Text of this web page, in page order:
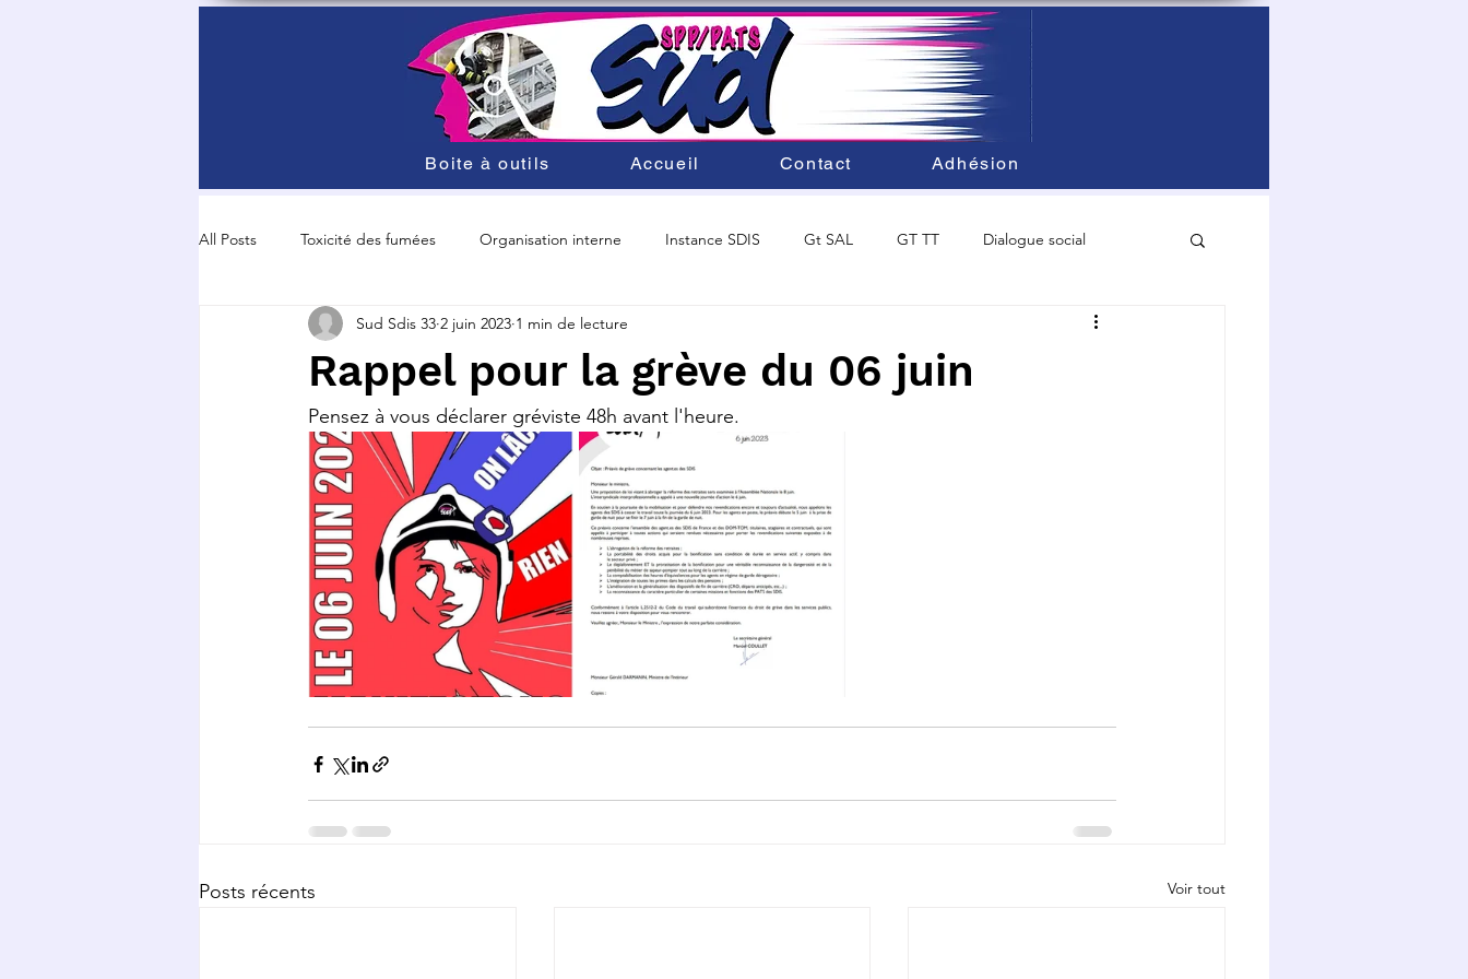
Boite à outils Accueil Contact Adhésion
All Posts Toxicité des fumées Organisation interne Instance SDIS Gt SAL GT TT Dialogue social
Grève et manisfestation Sécurité du personnel
Rappel pour la grève du 06 juin
Sud Sdis 33 2 juin 2023 1 min de lecture
Pensez à vous déclarer gréviste 48h avant l'heure.
Posts récents Voir tout